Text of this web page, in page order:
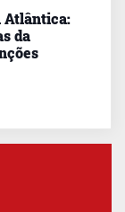
Atlântica:
da